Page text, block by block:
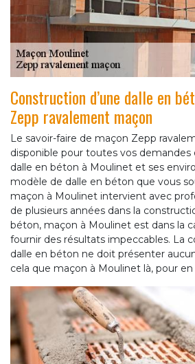
Construction d’une dalle en
Zepp ravalement maçon
Le savoir-faire de maçon Zepp
disponible pour toutes vos
dalle en béton à Moulinet et ses
modèle de dalle en béton que vous
maçon à Moulinet intervient avec
de plusieurs années dans la
béton, maçon à Moulinet est dans la
fournir des résultats impeccables. La
dalle en béton ne doit présenter
cela que maçon à Moulinet là, pour